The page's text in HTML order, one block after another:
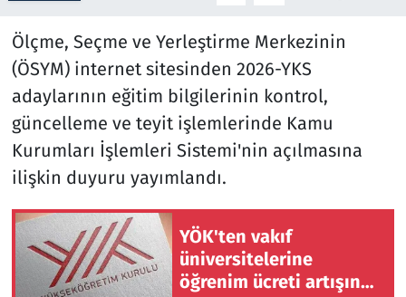
Ölçme, Seçme ve Yerleştirme Merkezinin
(ÖSYM) internet sitesinden 2026-YKS
adaylarının eğitim bilgilerinin kontrol,
güncelleme ve teyit işlemlerinde Kamu
Kurumları İşlemleri Sistemi'nin açılmasına
ilişkin duyuru yayımlandı.
YÖK'ten vakıf
üniversitelerine
öğrenim ücreti artışına
Teknoloji ve Bilim
Televizyon